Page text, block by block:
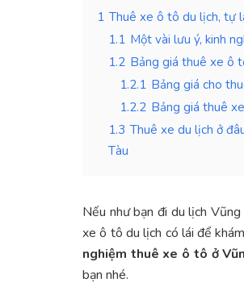
1 Thuê xe ô tô du lịch, tự
1.1 Một vài lưu ý, kinh
1.2 Bảng giá thuê xe ô
1.2.1 Bảng giá cho
1.2.2 Bảng giá thuê
1.3 Thuê xe du lịch ở
Tàu
Nếu như bạn đi du lịch
xe ô tô du lịch có lái để
nghiệm thuê xe ô tô ở
bạn nhé.